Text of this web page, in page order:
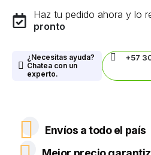
Haz tu pedido ahora y lo
pronto
¿Necesitas ayuda?
Chatea con un
experto.
+57
Envíos a todo el país